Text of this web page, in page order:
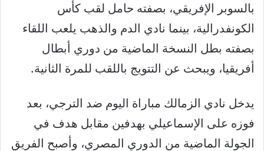
بالسوبر الإفريقي، بصفته حامل لقب كأس
الكونفدرالية، بينما نادي الدم والذهب يلعب اللقاء
بصفته بطل النسخة الماضية من دوري أبطال
أفريقيا، ويبحث عن التتويج باللقب للمرة الثانية.
يدخل نادي الزمالك مباراة اليوم ضد الترجي، بعد
فوزه على الإسماعيلي بهدفين مقابل هدف في
الجولة الماضية من الدوري المصري، وأصبح الفريق